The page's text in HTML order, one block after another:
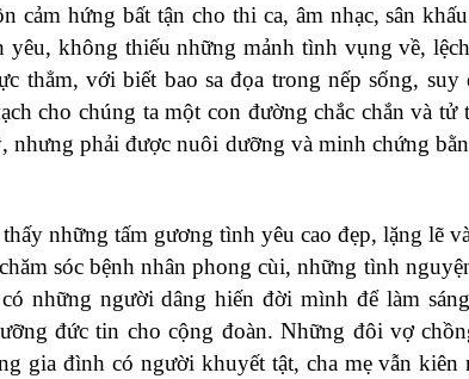
cảm hứng bất tận cho thi ca, âm nhạc, sân
không thiếu những mảnh tình vụng về,
thẳm, với biết bao sa đọa trong nếp sống,
cho chúng ta một con đường chắc chắn và tử
phải được nuôi dưỡng và minh chứng
những tấm gương tình yêu cao đẹp, lặng lẽ
sóc bệnh nhân phong cùi, những tình
những người dâng hiến đời mình để làm
đức tin cho cộng đoàn. Những đôi vợ
gia đình có người khuyết tật, cha mẹ vẫn kiên